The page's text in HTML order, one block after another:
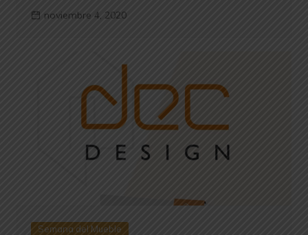
noviembre 4, 2020
Semana del Mueble